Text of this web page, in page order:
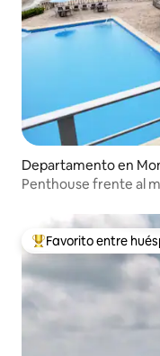
Departamento en
Penthouse frente al
De los mejores en
Favorito entre